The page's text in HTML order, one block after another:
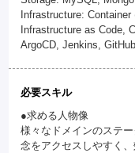
Infrastructure:
Infrastructure as Code,
ArgoCD, Jenkins,
必要スキル
●求める人物像
様々なドメインのステ
念をアクセスしやすく